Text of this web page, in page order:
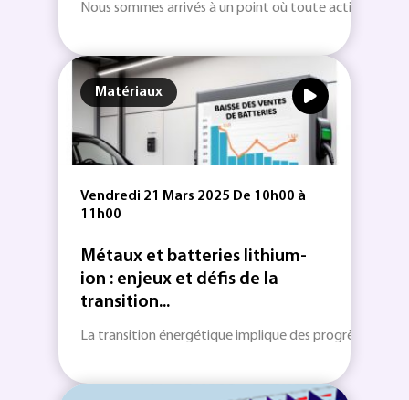
Nous sommes arrivés à un point où toute activité
Matériaux
Vendredi 21 Mars 2025 De 10h00 à
11h00
Métaux et batteries lithium-
ion : enjeux et défis de la
transition...
La transition énergétique implique des progrès